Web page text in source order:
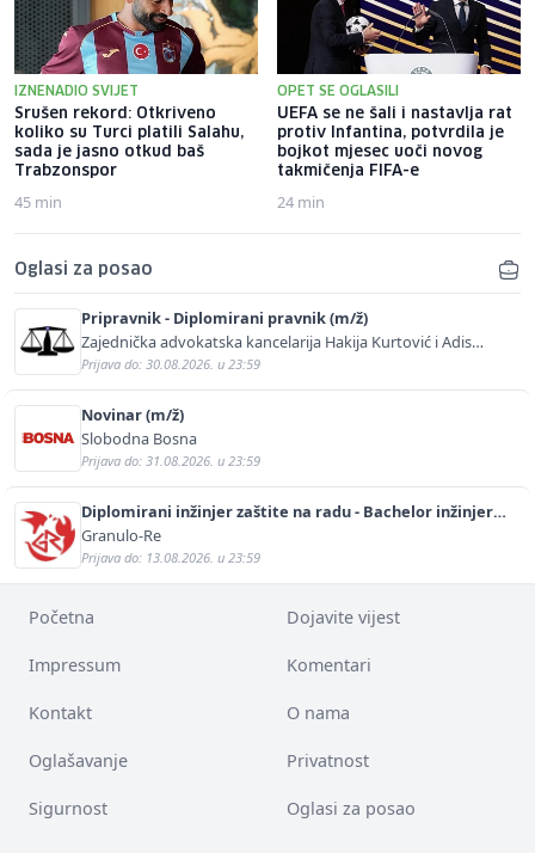
IZNENADIO SVIJET
Srušen rekord: Otkriveno
koliko su Turci platili Salahu,
sada je jasno otkud baš
Trabzonspor
45 min
OPET SE OGLASILI
UEFA se ne šali i nastavlja rat
protiv Infantina, potvrdila je
bojkot mjesec uoči novog
takmičenja FIFA-e
24 min
Oglasi za posao
Pripravnik - Diplomirani pravnik (m/ž)
Zajednička advokatska kancelarija Hakija Kurtović i Adis
Kurtović
Prijava do: 30.08.2026. u 23:59
Novinar (m/ž)
Slobodna Bosna
Prijava do: 31.08.2026. u 23:59
Diplomirani inžinjer zaštite na radu - Bachelor inžinjer
sigurnosti i pomoći (m/ž)
Granulo-Re
Prijava do: 13.08.2026. u 23:59
Početna Dojavite vijest
Impressum Komentari
Kontakt O nama
Oglašavanje Privatnost
Sigurnost Oglasi za posao